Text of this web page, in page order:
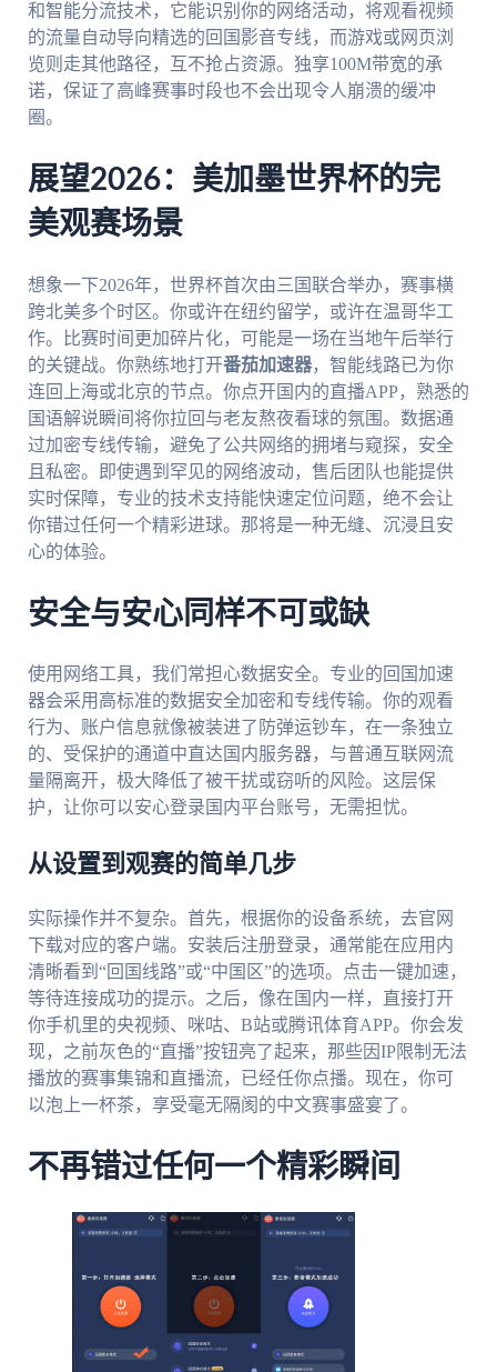
和智能分流技术，它能识别你的网络活动，将观看视频
的流量自动导向精选的回国影音专线，而游戏或网页浏
览则走其他路径，互不抢占资源。独享100M带宽的承
诺，保证了高峰赛事时段也不会出现令人崩溃的缓冲
圈。
展望2026：美加墨世界杯的完
美观赛场景
想象一下2026年，世界杯首次由三国联合举办，赛事横
跨北美多个时区。你或许在纽约留学，或许在温哥华工
作。比赛时间更加碎片化，可能是一场在当地午后举行
的关键战。你熟练地打开番茄加速器，智能线路已为你
连回上海或北京的节点。你点开国内的直播APP，熟悉的
国语解说瞬间将你拉回与老友熬夜看球的氛围。数据通
过加密专线传输，避免了公共网络的拥堵与窥探，安全
且私密。即使遇到罕见的网络波动，售后团队也能提供
实时保障，专业的技术支持能快速定位问题，绝不会让
你错过任何一个精彩进球。那将是一种无缝、沉浸且安
心的体验。
安全与安心同样不可或缺
使用网络工具，我们常担心数据安全。专业的回国加速
器会采用高标准的数据安全加密和专线传输。你的观看
行为、账户信息就像被装进了防弹运钞车，在一条独立
的、受保护的通道中直达国内服务器，与普通互联网流
量隔离开，极大降低了被干扰或窃听的风险。这层保
护，让你可以安心登录国内平台账号，无需担忧。
从设置到观赛的简单几步
实际操作并不复杂。首先，根据你的设备系统，去官网
下载对应的客户端。安装后注册登录，通常能在应用内
清晰看到“回国线路”或“中国区”的选项。点击一键加速，
等待连接成功的提示。之后，像在国内一样，直接打开
你手机里的央视频、咪咕、B站或腾讯体育APP。你会发
现，之前灰色的“直播”按钮亮了起来，那些因IP限制无法
播放的赛事集锦和直播流，已经任你点播。现在，你可
以泡上一杯茶，享受毫无隔阂的中文赛事盛宴了。
不再错过任何一个精彩瞬间